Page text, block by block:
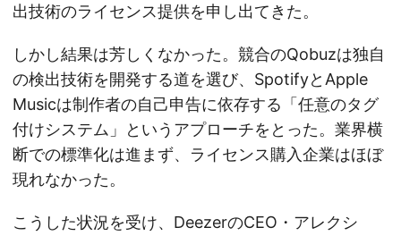
出技術のライセンス提供を申し出てきた。
しかし結果は芳しくなかった。競合のQobuzは独自
の検出技術を開発する道を選び、SpotifyとApple
Musicは制作者の自己申告に依存する「任意のタグ
付けシステム」というアプローチをとった。業界横
断での標準化は進まず、ライセンス購入企業はほぼ
現れなかった。
こうした状況を受け、DeezerのCEO・アレクシ